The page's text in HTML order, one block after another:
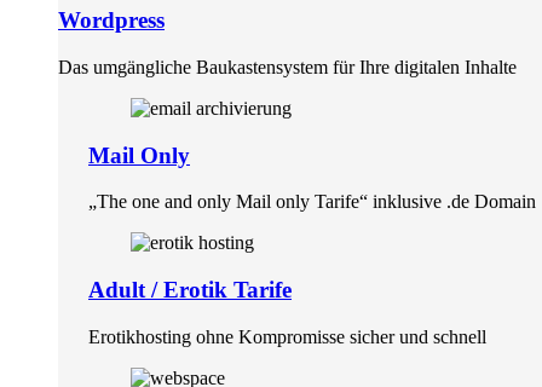
Wordpress
Das umgängliche Baukastensystem für Ihre digitalen Inhalte
Mail Only
„The one and only Mail only Tarife“ inklusive .de Domain
Adult / Erotik Tarife
Erotikhosting ohne Kompromisse sicher und schnell